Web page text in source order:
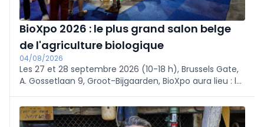
BioXpo 2026 : le plus grand salon belge
de l'agriculture biologique
04/08/2026
Les 27 et 28 septembre 2026 (10-18 h), Brussels Gate,
A. Gossetlaan 9, Groot-Bijgaarden, BioXpo aura lieu : le
écologiques, naturels et durables.